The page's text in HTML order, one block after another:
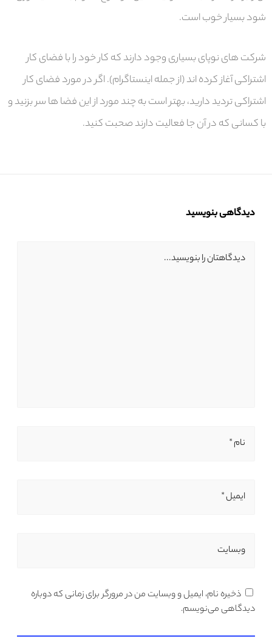
شود بسیار خوب است.
شرکت های نوپای بسیاری وجود دارند که کار خود را با فضای کار
اشتراکی آغاز کرده اند (از جمله اینستاگرام). اگر در مورد فضای کار
اشتراکی تردید دارید، بهتر است به چند مورد از این فضا ها سر بزنید و
با کسانی که در آن جا فعالیت دارند صحبت کنید.
دیدگاهی بنویسید
دیدگاهتان را بنویسید...
نام *
ایمیل *
وبسایت
ذخیره نام، ایمیل و وبسایت من در مرورگر برای زمانی که دوباره
دیدگاهی می‌نویسم.